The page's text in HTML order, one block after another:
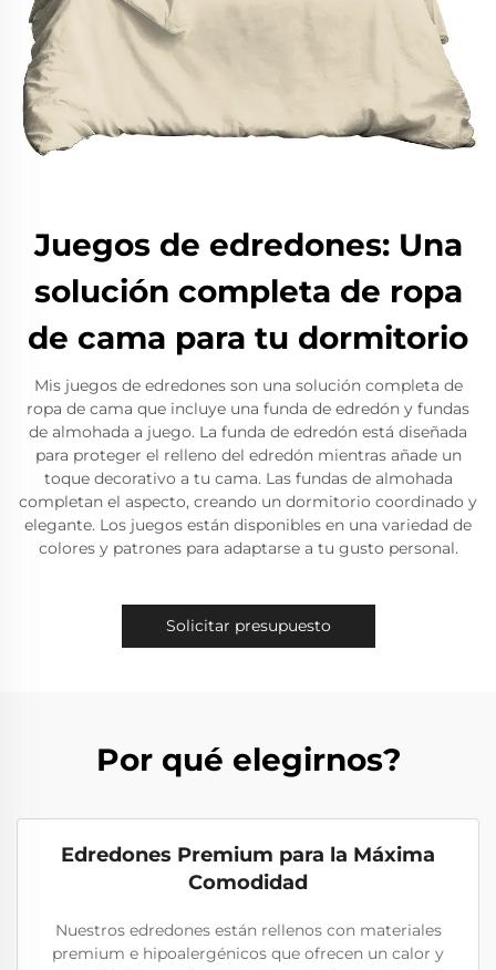
Juegos de edredones: Una
solución completa de ropa
de cama para tu dormitorio
Mis juegos de edredones son una solución completa de
ropa de cama que incluye una funda de edredón y fundas
de almohada a juego. La funda de edredón está diseñada
para proteger el relleno del edredón mientras añade un
toque decorativo a tu cama. Las fundas de almohada
completan el aspecto, creando un dormitorio coordinado y
elegante. Los juegos están disponibles en una variedad de
colores y patrones para adaptarse a tu gusto personal.
Solicitar presupuesto
Por qué elegirnos?
Edredones Premium para la Máxima
Comodidad
Nuestros edredones están rellenos con materiales
premium e hipoalergénicos que ofrecen un calor y